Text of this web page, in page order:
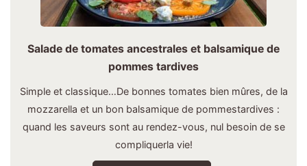
Salade de tomates ancestrales et balsamique de
pommes tardives
Simple et classique…De bonnes tomates bien mûres, de la
mozzarella et un bon balsamique de pommestardives :
quand les saveurs sont au rendez-vous, nul besoin de se
compliquerla vie!